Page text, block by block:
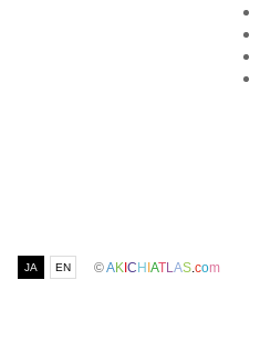
JA EN ©AKICHIATL AS com